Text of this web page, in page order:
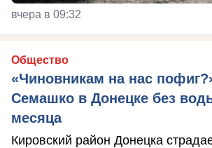
вчера в 09:32
Общество
«Чиновникам на нас
Семашко в Донецке без
месяца
Кировский район Донецка